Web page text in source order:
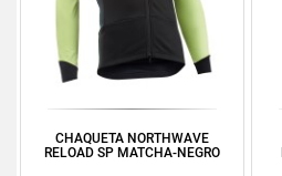
CHAQUETA NORTHWAVE
RELOAD SP MATCHA-NEGRO